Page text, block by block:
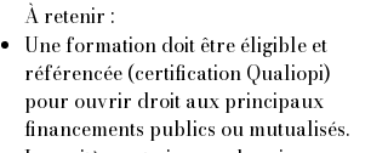
À retenir :
Une formation doit être éligible et
référencée (certification Qualiopi)
pour ouvrir droit aux principaux
financements publics ou mutualisés.